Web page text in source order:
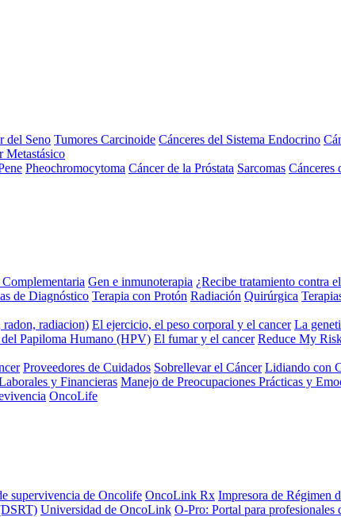
del Seno Tumores Carcinoide Cánceres del Sistema Endocrino
Metastásico
Pheochromocytoma Cáncer de la Próstata Sarcomas Cánceres
Gen e inmunoterapia ¿Recibe tratamiento contra
de Diagnóstico Terapia con Protón Radiación Quirúrgica
radon, radiacion) El ejercicio, el peso corporal y el cancer La
Papiloma Humano (HPV) El fumar y el cancer Reduce My
Proveedores de Cuidados Sobrellevar el Cáncer Lidiando con
y Financieras Manejo de Preocupaciones Prácticas y
OncoLife
supervivencia de Oncolife OncoLink Rx Impresora de Régimen
Universidad de OncoLink O-Pro: Portal para profesionales